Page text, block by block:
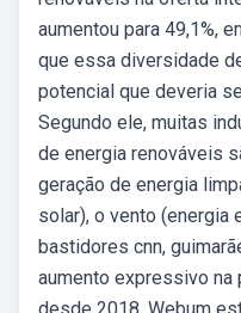
aumentou para 49,1%,
que essa diversidade
potencial que deveria
Segundo ele, muitas
de energia renováveis
geração de energia
solar), o vento (energia
bastidores cnn,
aumento expressivo